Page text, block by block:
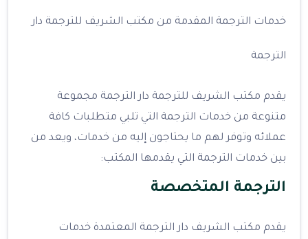
خدمات الترجمة المقدمة من مكتب الشريف للترجمة دار
الترجمة
يقدم مكتب الشريف للترجمة دار الترجمة مجموعة
متنوعة من خدمات الترجمة التي تلبي متطلبات كافة
عملائه وتوفر لهم ما يحتاجون إليه من خدمات، ويعد من
بين خدمات الترجمة التي يقدمها المكتب:
الترجمة المتخصصة
يقدم مكتب الشريف دار الترجمة المعتمدة خدمات